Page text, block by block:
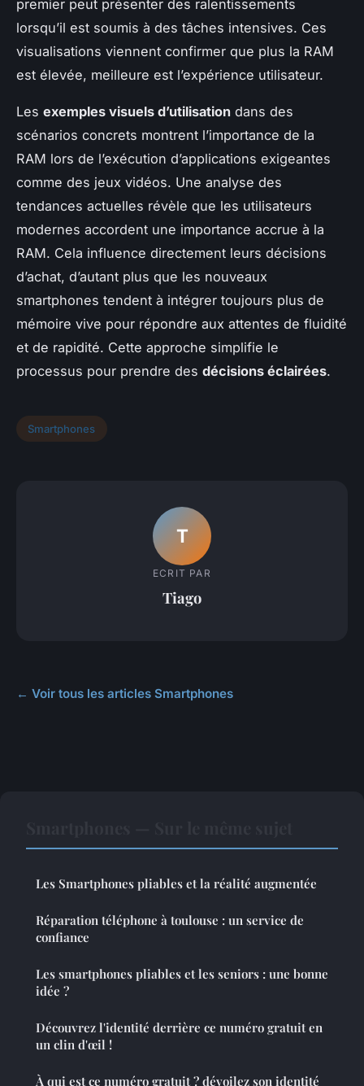
premier peut présenter des ralentissements
lorsqu’il est soumis à des tâches intensives. Ces
visualisations viennent confirmer que plus la RAM
est élevée, meilleure est l’expérience utilisateur.
Les exemples visuels d’utilisation dans des
scénarios concrets montrent l’importance de la
RAM lors de l’exécution d’applications exigeantes
comme des jeux vidéos. Une analyse des
tendances actuelles révèle que les utilisateurs
modernes accordent une importance accrue à la
RAM. Cela influence directement leurs décisions
d’achat, d’autant plus que les nouveaux
smartphones tendent à intégrer toujours plus de
mémoire vive pour répondre aux attentes de fluidité
et de rapidité. Cette approche simplifie le
processus pour prendre des décisions éclairées.
Smartphones
T
ECRIT PAR
Tiago
← Voir tous les articles Smartphones
Les Smartphones pliables et la réalité augmentée
Réparation téléphone à toulouse : un service de
confiance
Les smartphones pliables et les seniors : une bonne
idée ?
Découvrez l'identité derrière ce numéro gratuit en
un clin d'œil !
À qui est ce numéro gratuit ? dévoilez son identité